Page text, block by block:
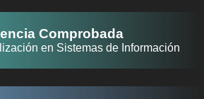
Comprobada
en Sistemas de Información